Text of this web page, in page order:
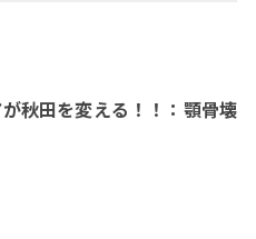
秋田を変える！！：顎骨壊